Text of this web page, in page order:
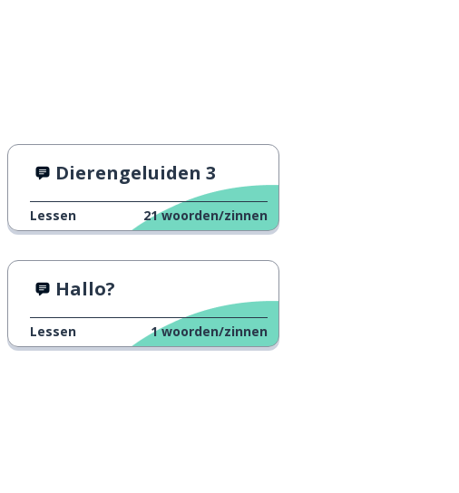
Dierengeluiden 3
Lessen 21 woorden/zinnen
Hallo?
Lessen 1 woorden/zinnen